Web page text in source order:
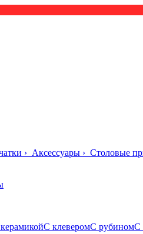
› Аксессуары › Столовые
С клеверомС рубиномС